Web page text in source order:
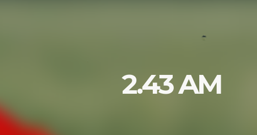
2.43 AM